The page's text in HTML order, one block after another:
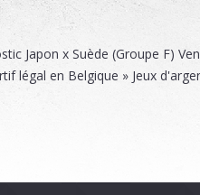
Japon x Suède (Groupe F)
légal en Belgique » Jeux